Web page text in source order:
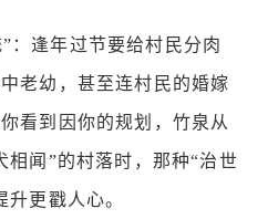
：逢年过节要给村民分肉
老幼，甚至连村民的婚嫁
看到因你的规划，竹泉从
相闻”的村落时，那种“治世
更戳人心。